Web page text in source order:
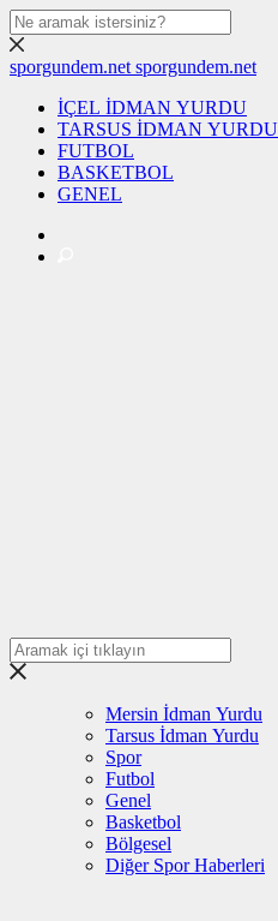
sporgundem.net sporgundem.net
İÇEL İDMAN YURDU
TARSUS İDMAN YURDU
FUTBOL
BASKETBOL
GENEL
Mersin İdman Yurdu
Tarsus İdman Yurdu
Spor
Futbol
Genel
Basketbol
Bölgesel
Diğer Spor Haberleri